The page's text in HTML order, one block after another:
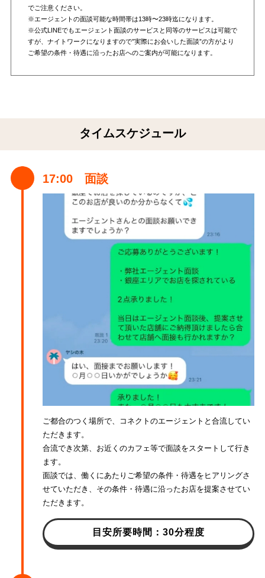
でご注意ください。
※エージェントの面談可能な時間帯は13時〜23時迄になります。
※公式LINEでもエージェント面談のサービスと同等のサービスは可能で
すが、ナイトワークになりますので”実際にお会いした面談”の方がより
ご希望の条件・待遇に沿ったお店へのご案内が可能になります。
タイムスケジュール
17:00 面談
ご都合のつく場所で、コネクトのエージェントと合流してい
ただきます。
合流でき次第、お近くのカフェ等で面談をスタートして行き
ます。
面談では、働くにあたりご希望の条件・待遇をヒアリングさ
せていただき、その条件・待遇に沿ったお店を提案させてい
ただきます。
目安所要時間：30分程度